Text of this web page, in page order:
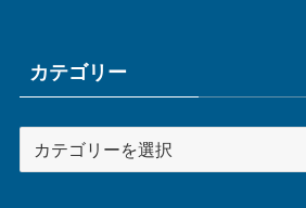
ブカテゴリー
テ